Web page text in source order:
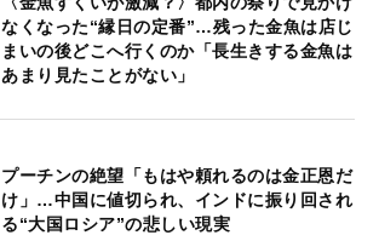
なくなった“縁日の定番”…残った金魚は店じ
まいの後どこへ行くのか「長生きする金魚は
あまり見たことがない」
プーチンの絶望「もはや頼れるのは金正恩だ
け」…中国に値切られ、インドに振り回され
る“大国ロシア”の悲しい現実